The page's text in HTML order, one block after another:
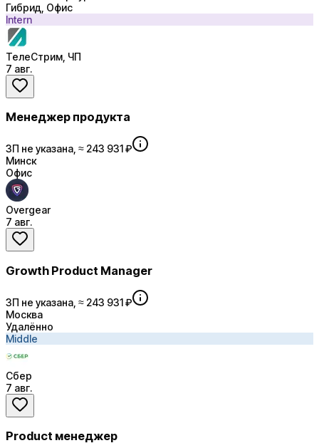
Гибрид, Офис
Intern
ТелеСтрим, ЧП
7 авг.
Менеджер продукта
ЗП не указана, ≈ 243 931 ₽
Минск
Офис
Overgear
7 авг.
Growth Product Manager
ЗП не указана, ≈ 243 931 ₽
Москва
Удалённо
Middle
Сбер
7 авг.
Product менеджер